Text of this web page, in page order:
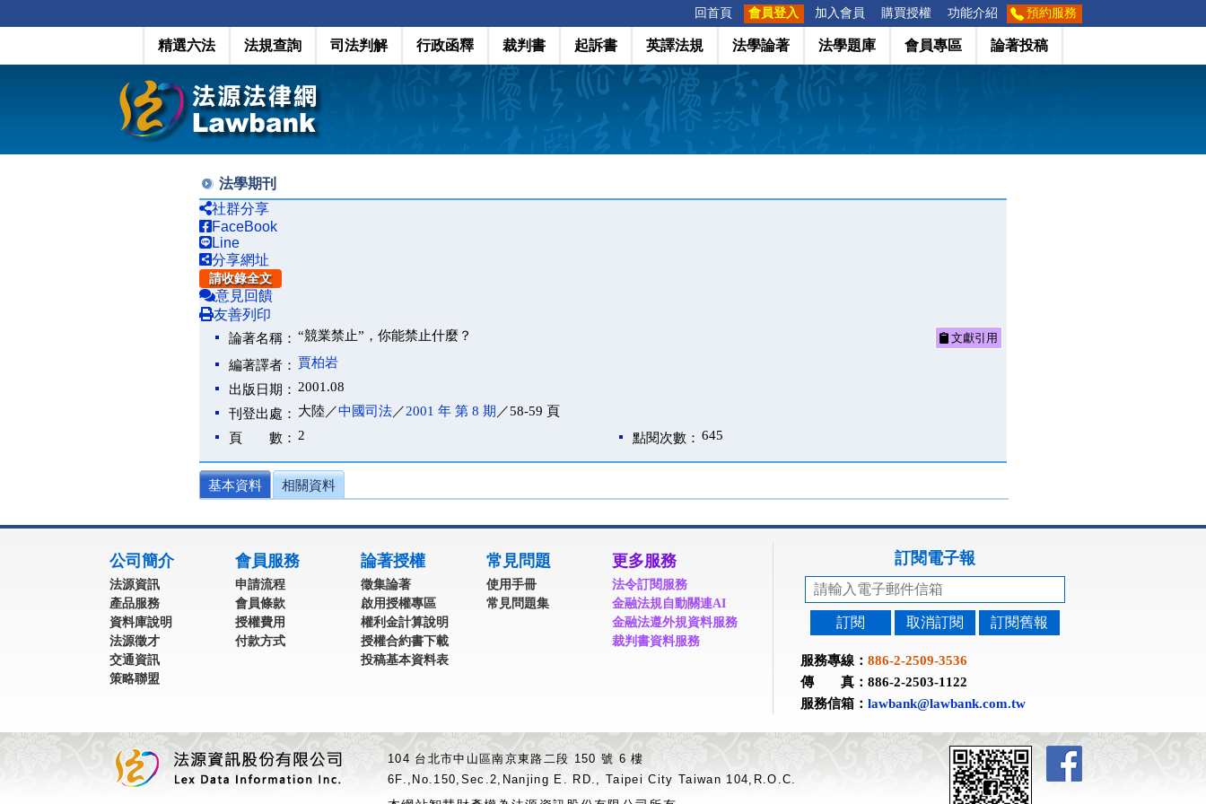
回首頁 會員登入 加入會員 購買授權 功能介紹 預約服務
精選六法 法規查詢 司法判解 行政函釋 裁判書 起訴書 英譯法規 法學論著 法學題庫 會員專區 論著投稿
法學期刊
社群分享
FaceBook
Line
分享網址
請收錄全文
意見回饋
友善列印
論著名稱： “競業禁止”，你能禁止什麼？ 文獻引用
編著譯者：
賈柏岩
出版日期： 2001.08
刊登出處： 大陸／中國司法／2001 年 第 8 期 ／58-59 頁
頁 數： 2 點閱次數： 645
基本資料 相關資料
公司簡介
法源資訊
產品服務
資料庫說明
法源徵才
交通資訊
策略聯盟
會員服務
申請流程
會員條款
授權費用
付款方式
論著授權
徵集論著
啟用授權專區
權利金計算說明
授權合約書下載
投稿基本資料表
常見問題
使用手冊
常見問題集
更多服務
法令訂閱服務
金融法規自動關連AI
金融法遵外規資料服務
裁判書資料服務
訂閱電子報
訂閱 取消訂閱 訂閱舊報
服務專線： 886-2-2509-3536
傳 真：886-2-2503-1122
服務信箱： lawbank@lawbank.com.tw
104 台北市中山區南京東路二段 150 號 6 樓
6F.,No.150,Sec.2,Nanjing E. RD., Taipei City Taiwan 104,R.O.C.